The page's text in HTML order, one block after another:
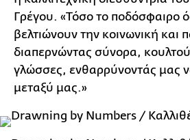
Γρέγου. «Τόσο το ποδόσφαιρο
βελτιώνουν την κοινωνική και
διαπερνώντας σύνορα,
γλώσσες, ενθαρρύνοντάς μας
μεταξύ μας.»